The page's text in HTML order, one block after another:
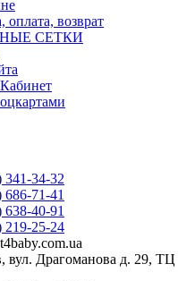
оплата, возврат
СЕТКИ
341-34-32
686-71-41
638-40-91
219-25-24
вул. Драгоманова д. 29,